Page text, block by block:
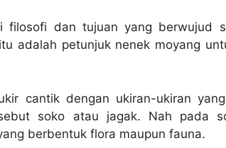
filosofi dan tujuan yang berwujud
adalah petunjuk nenek moyang
cantik dengan ukiran-ukiran
soko atau jagak. Nah pada
berbentuk flora maupun fauna.